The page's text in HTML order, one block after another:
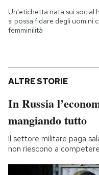
Un'etichetta nata sui social
si possa fidare degli uomini
femminilità
ALTRE STORIE
In Russia
mangiando tutto
Il settore militare paga
non riescono a